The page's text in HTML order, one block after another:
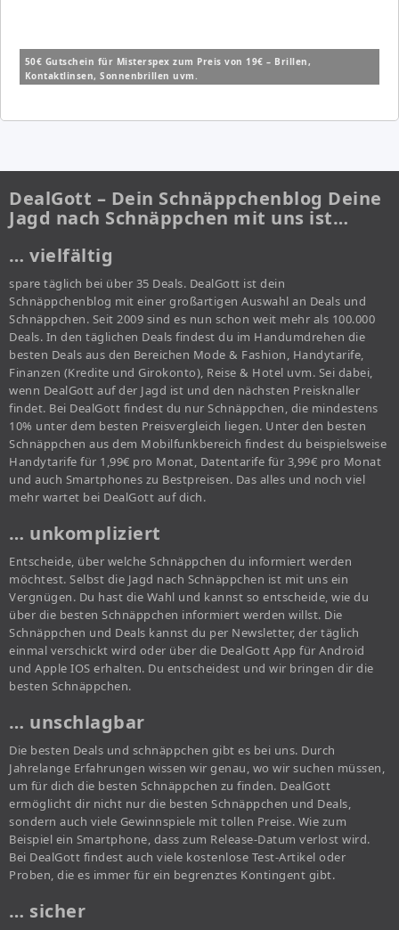
50€ Gutschein für Misterspex zum Preis von 19€ – Brillen,
Kontaktlinsen, Sonnenbrillen uvm.
DealGott – Dein Schnäppchenblog Deine
Jagd nach Schnäppchen mit uns ist…
… vielfältig
spare täglich bei über 35 Deals. DealGott ist dein
Schnäppchenblog mit einer großartigen Auswahl an Deals und
Schnäppchen. Seit 2009 sind es nun schon weit mehr als 100.000
Deals. In den täglichen Deals findest du im Handumdrehen die
besten Deals aus den Bereichen Mode & Fashion, Handytarife,
Finanzen (Kredite und Girokonto), Reise & Hotel uvm. Sei dabei,
wenn DealGott auf der Jagd ist und den nächsten Preisknaller
findet. Bei DealGott findest du nur Schnäppchen, die mindestens
10% unter dem besten Preisvergleich liegen. Unter den besten
Schnäppchen aus dem Mobilfunkbereich findest du beispielsweise
Handytarife für 1,99€ pro Monat, Datentarife für 3,99€ pro Monat
und auch Smartphones zu Bestpreisen. Das alles und noch viel
mehr wartet bei DealGott auf dich.
… unkompliziert
Entscheide, über welche Schnäppchen du informiert werden
möchtest. Selbst die Jagd nach Schnäppchen ist mit uns ein
Vergnügen. Du hast die Wahl und kannst so entscheide, wie du
über die besten Schnäppchen informiert werden willst. Die
Schnäppchen und Deals kannst du per Newsletter, der täglich
einmal verschickt wird oder über die DealGott App für Android
und Apple IOS erhalten. Du entscheidest und wir bringen dir die
besten Schnäppchen.
… unschlagbar
Die besten Deals und schnäppchen gibt es bei uns. Durch
Jahrelange Erfahrungen wissen wir genau, wo wir suchen müssen,
um für dich die besten Schnäppchen zu finden. DealGott
ermöglicht dir nicht nur die besten Schnäppchen und Deals,
sondern auch viele Gewinnspiele mit tollen Preise. Wie zum
Beispiel ein Smartphone, dass zum Release-Datum verlost wird.
Bei DealGott findest auch viele kostenlose Test-Artikel oder
Proben, die es immer für ein begrenztes Kontingent gibt.
… sicher